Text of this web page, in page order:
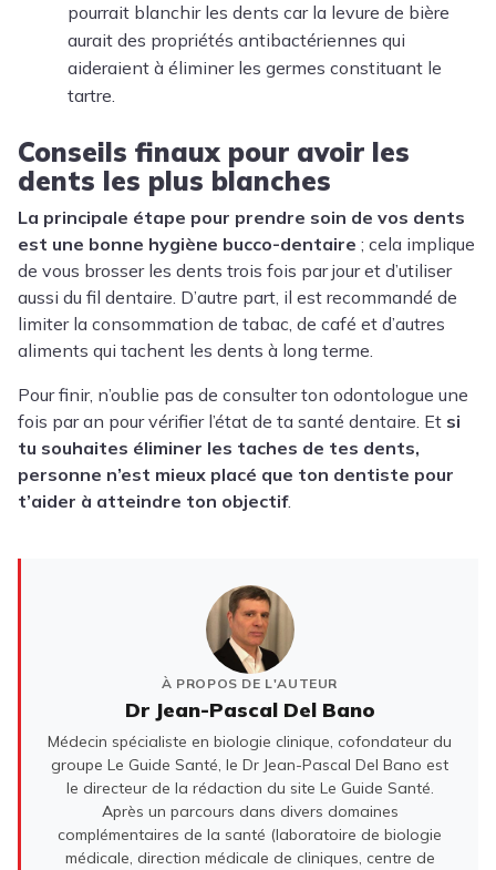
pourrait blanchir les dents car la levure de bière
aurait des propriétés antibactériennes qui
aideraient à éliminer les germes constituant le
tartre.
Conseils finaux pour avoir les
dents les plus blanches
La principale étape pour prendre soin de vos dents
est une bonne hygiène bucco-dentaire ; cela implique
de vous brosser les dents trois fois par jour et d’utiliser
aussi du fil dentaire. D’autre part, il est recommandé de
limiter la consommation de tabac, de café et d’autres
aliments qui tachent les dents à long terme.
Pour finir, n’oublie pas de consulter ton odontologue une
fois par an pour vérifier l’état de ta santé dentaire. Et si
tu souhaites éliminer les taches de tes dents,
personne n’est mieux placé que ton dentiste pour
t’aider à atteindre ton objectif.
À PROPOS DE L'AUTEUR
Dr Jean-Pascal Del Bano
Médecin spécialiste en biologie clinique, cofondateur du
groupe Le Guide Santé, le Dr Jean-Pascal Del Bano est
le directeur de la rédaction du site Le Guide Santé.
Après un parcours dans divers domaines
complémentaires de la santé (laboratoire de biologie
médicale, direction médicale de cliniques, centre de